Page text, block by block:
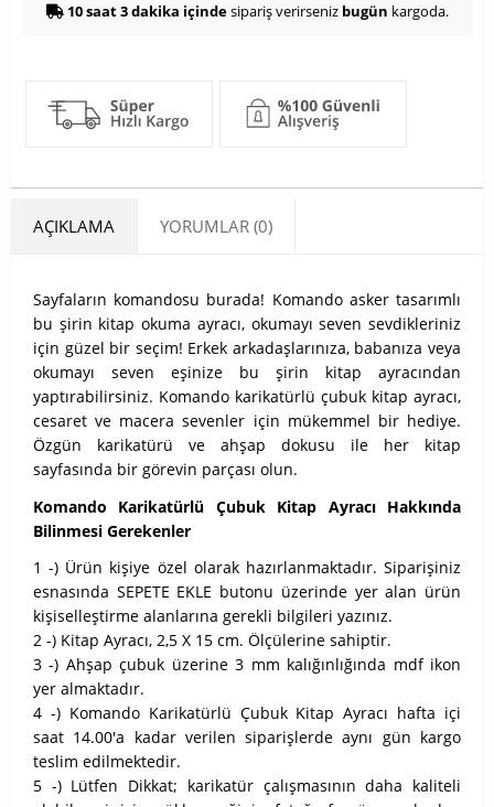
10 saat 3 dakika içindesipariş verirseniz bugün kargoda.
AÇIKLAMA YORUMLAR (0)
Sayfaların komandosu burada! Komando asker tasarımlı
bu şirin kitap okuma ayracı, okumayı seven sevdikleriniz
için güzel bir seçim! Erkek arkadaşlarınıza, babanıza veya
okumayı seven eşinize bu şirin kitap ayracından
yaptırabilirsiniz. Komando karikatürlü çubuk kitap ayracı,
cesaret ve macera sevenler için mükemmel bir hediye.
Özgün karikatürü ve ahşap dokusu ile her kitap
sayfasında bir görevin parçası olun.
Komando Karikatürlü Çubuk Kitap Ayracı Hakkında
Bilinmesi Gerekenler
1 -) Ürün kişiye özel olarak hazırlanmaktadır. Siparişiniz
esnasında SEPETE EKLE butonu üzerinde yer alan ürün
kişiselleştirme alanlarına gerekli bilgileri yazınız.
2 -) Kitap Ayracı, 2,5 X 15 cm. Ölçülerine sahiptir.
3 -) Ahşap çubuk üzerine 3 mm kalığınlığında mdf ikon
yer almaktadır.
4 -) Komando Karikatürlü Çubuk Kitap Ayracı hafta içi
saat 14.00'a kadar verilen siparişlerde aynı gün kargo
teslim edilmektedir.
5 -) Lütfen Dikkat; karikatür çalışmasının daha kaliteli